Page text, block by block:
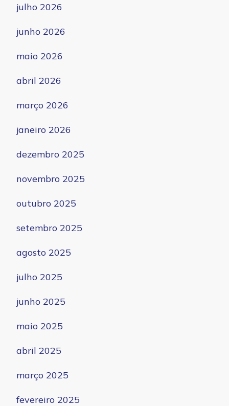
julho 2026
junho 2026
maio 2026
abril 2026
março 2026
janeiro 2026
dezembro 2025
novembro 2025
outubro 2025
setembro 2025
agosto 2025
julho 2025
junho 2025
maio 2025
abril 2025
março 2025
fevereiro 2025